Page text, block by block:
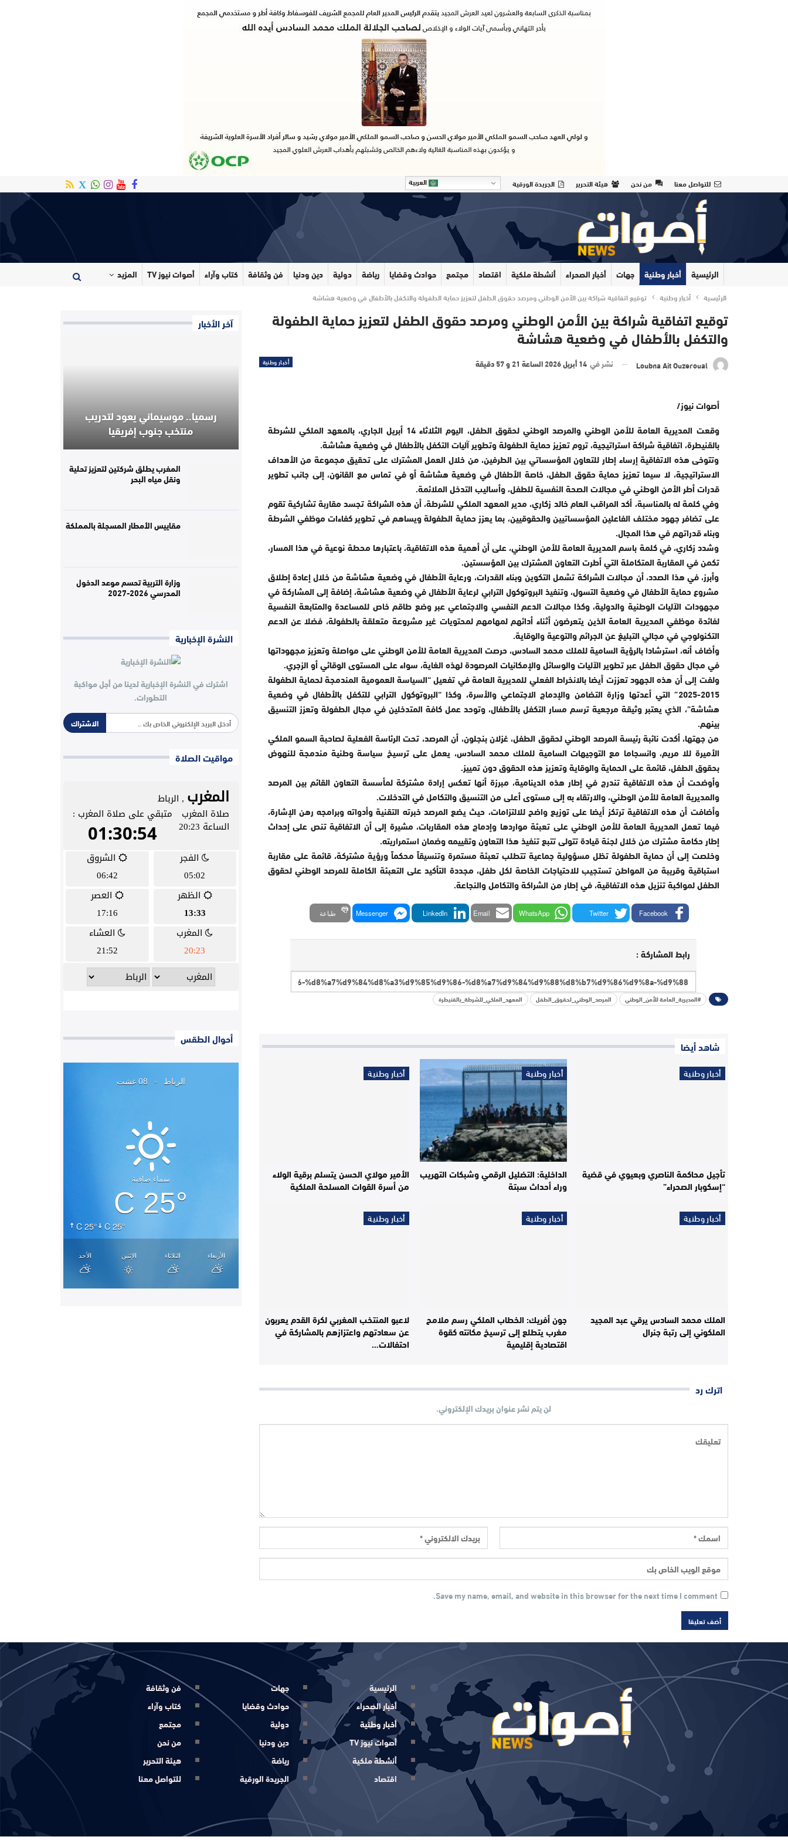
للتواصل معنا من نحن هيئة التحرير الجريدة الورقية العربية
الرئيسية أخبار وطنية جهات أخبار الصحراء أنشطة ملكية اقتصاد مجتمع حوادث وقضايا رياضة دولية دين ودنيا فن وثقافة كتاب وآراء أصوات نيوز TV المزيد
الرئيسية أخبار وطنية توقيع اتفاقية شراكة بين الأمن الوطني ومرصد حقوق الطفل لتعزيز حماية الطفولة والتكفل بالأطفال في وضعية هشاشة
توقيع اتفاقية شراكة بين الأمن الوطني ومرصد حقوق الطفل لتعزيز حماية الطفولة
والتكفل بالأطفال في وضعية هشاشة
أخبار وطنية Loubna Ait Ouzeroual نشر في 14 أبريل 2026 الساعة 21 و 57 دقيقة
أصوات نيوز/
وقعت المديرية العامة للأمن الوطني والمرصد الوطني لحقوق الطفل، اليوم الثلاثاء 14 أبريل الجاري، بالمعهد الملكي للشرطة
بالقنيطرة، اتفاقية شراكة استراتيجية، تروم تعزيز حماية الطفولة وتطوير آليات التكفل بالأطفال في وضعية هشاشة.
وتتوخى هذه الاتفاقية إرساء إطار للتعاون المؤسساتي بين الطرفين، من خلال العمل المشترك على تحقيق مجموعة من الأهداف
الاستراتيجية، لا سيما تعزيز حماية حقوق الطفل، خاصة الأطفال في وضعية هشاشة أو في تماس مع القانون، إلى جانب تطوير
قدرات أطر الأمن الوطني في مجالات الصحة النفسية للطفل، وأساليب التدخل الملائمة.
وفي كلمة له بالمناسبة، أكد المراقب العام خالد زكاري، مدير المعهد الملكي للشرطة، أن هذه الشراكة تجسد مقاربة تشاركية تقوم
على تضافر جهود مختلف الفاعلين المؤسساتيين والحقوقيين، بما يعزز حماية الطفولة ويساهم في تطوير كفاءات موظفي الشرطة
وبناء قدراتهم في هذا المجال.
وشدد زكاري، في كلمة باسم المديرية العامة للأمن الوطني، على أن أهمية هذه الاتفاقية، باعتبارها محطة نوعية في هذا المسار،
تكمن في المقاربة المتكاملة التي أطرت التعاون المشترك بين المؤسستين.
وأبرز، في هذا الصدد، أن مجالات الشراكة تشمل التكوين وبناء القدرات، ورعاية الأطفال في وضعية هشاشة من خلال إعادة إطلاق
مشروع حماية الأطفال في وضعية التسول، وتنفيذ البروتوكول الترابي لرعاية الأطفال في وضعية هشاشة، إضافة إلى المشاركة في
مجهودات الآليات الوطنية والدولية، وكذا مجالات الدعم النفسي والاجتماعي عبر وضع طاقم خاص للمساعدة والمتابعة النفسية
لفائدة موظفي المديرية العامة الذين يتعرضون أثناء أدائهم لمهامهم لمحتويات غير مشروعة متعلقة بالطفولة، فضلا عن الدعم
التكنولوجي في مجالي التبليغ عن الجرائم والتوعية والوقاية.
وأضاف أنه، استرشادا بالرؤية السامية للملك محمد السادس، حرصت المديرية العامة للأمن الوطني على مواصلة وتعزيز مجهوداتها
في مجال حقوق الطفل عبر تطوير الآليات والوسائل والإمكانيات المرصودة لهذه الغاية، سواء على المستوى الوقائي أو الزجري.
ولفت إلى أن هذه الجهود تعززت أيضا بالانخراط الفعلي للمديرية العامة في تفعيل “السياسة العمومية المندمجة لحماية الطفولة
2015-2025” التي أعدتها وزارة التضامن والإدماج الاجتماعي والأسرة، وكذا “البروتوكول الترابي للتكفل بالأطفال في وضعية
هشاشة”، الذي يعتبر وثيقة مرجعية ترسم مسار التكفل بالأطفال، وتوحد عمل كافة المتدخلين في مجال الطفولة وتعزز التنسيق
بينهم.
من جهتها، أكدت نائبة رئيسة المرصد الوطني لحقوق الطفل، غزلان بنجلون، أن المرصد، تحت الرئاسة الفعلية لصاحبة السمو الملكي
الأميرة للا مريم، وانسجاما مع التوجيهات السامية للملك محمد السادس، يعمل على ترسيخ سياسة وطنية مندمجة للنهوض
بحقوق الطفل، قائمة على الحماية والوقاية وتعزيز هذه الحقوق دون تمييز.
وأوضحت أن هذه الاتفاقية تندرج في إطار هذه الدينامية، مبرزة أنها تعكس إرادة مشتركة لمأسسة التعاون القائم بين المرصد
والمديرية العامة للأمن الوطني، والارتقاء به إلى مستوى أعلى من التنسيق والتكامل في التدخلات.
وأضافت أن هذه الاتفاقية ترتكز أيضا على توزيع واضح للالتزامات، حيث يضع المرصد خبرته التقنية وأدواته وبرامجه رهن الإشارة،
فيما تعمل المديرية العامة للأمن الوطني على تعبئة مواردها وإدماج هذه المقاربات، مشيرة إلى أن الاتفاقية تنص على إحداث
إطار حكامة مشترك من خلال لجنة قيادة تتولى تتبع تنفيذ هذا التعاون وتقييمه وضمان استمراريته.
وخلصت إلى أن حماية الطفولة تظل مسؤولية جماعية تتطلب تعبئة مستمرة وتنسيقاً محكماً ورؤية مشتركة، قائمة على مقاربة
استباقية وقريبة من المواطن تستجيب للاحتياجات الخاصة لكل طفل، مجددة التأكيد على التعبئة الكاملة للمرصد الوطني لحقوق
الطفل لمواكبة تنزيل هذه الاتفاقية، في إطار من الشراكة والتكامل والنجاعة.
Facebook
Twitter
WhatsApp
Email
LinkedIn
Messenger طباعة
رابط المشاركة :
#المديرية_العامة للأمن_الوطني المرصد_الوطني_لحقوق_الطفل المعهد_الملكي_للشرطة_بالقنيطرة
شاهد أيضا
أخبار وطنية
تأجيل محاكمة الناصري وبعيوي في قضية
“إسكوبار الصحراء”
أخبار وطنية
الداخلية: التضليل الرقمي وشبكات التهريب
وراء أحداث سبتة
أخبار وطنية
الأمير مولاي الحسن يتسلم برقية الولاء
من أسرة القوات المسلحة الملكية
أخبار وطنية
الملك محمد السادس يرقي عبد المجيد
الملكوني إلى رتبة جنرال
أخبار وطنية
جون أفريك: الخطاب الملكي رسم ملامح
مغرب يتطلع إلى ترسيخ مكانته كقوة
اقتصادية إقليمية
أخبار وطنية
لاعبو المنتخب المغربي لكرة القدم يعربون
عن سعادتهم واعتزازهم بالمشاركة في
احتفالات…
اترك رد
لن يتم نشر عنوان بريدك الإلكتروني.
Save my name, email, and website in this browser for the next time I comment.
آخر الأخبار
رسميا.. موسيماني يعود لتدريب
منتخب جنوب إفريقيا
المغرب يطلق شركتين لتعزيز تحلية
ونقل مياه البحر
مقاييس الأمطار المسجلة بالمملكة
وزارة التربية تحسم موعد الدخول
المدرسي 2026-2027
النشرة الإخبارية
اشترك في النشرة الإخبارية لدينا من أجل مواكبة
التطورات.
الاشتراك
مواقيت الصلاة
أحوال الطقس
الرباط - 08 غشت
25° C 25° C
سماء صافية
25° C
الأحد الإثنين الثلاثاء الأربعاء
الرئيسية
أخبار الصحراء
أخبار وطنية
أصوات نيوز TV
أنشطة ملكية
اقتصاد
جهات
حوادث وقضايا
دولية
دين ودنيا
رياضة
الجريدة الورقية
فن وثقافة
كتاب وآراء
مجتمع
من نحن
هيئة التحرير
للتواصل معنا